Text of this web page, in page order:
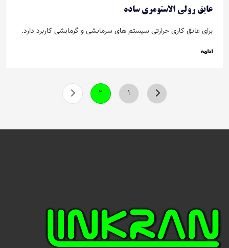
عایق رولی الاستومری ساده
برای عایق­ کاری حرارتی سیستم ­های سرمایشی و گرمایشی کاربرد دارد.
ادامه
1
2